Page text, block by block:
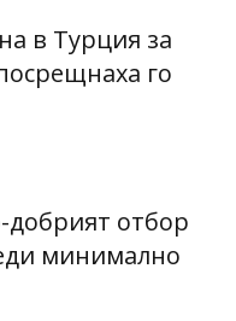
в Турция за
го
добрият отбор
минимално